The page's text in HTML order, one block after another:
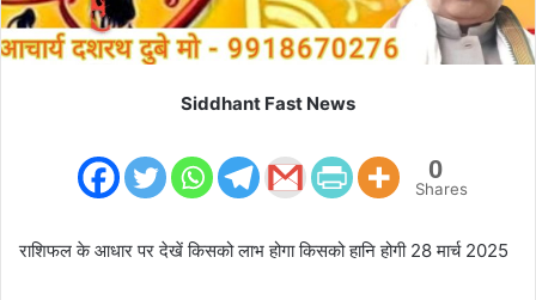
Siddhant Fast News
0
Shares
राशिफल के आधार पर देखें किसको लाभ होगा किसको हानि होगी 28 मार्च 2025